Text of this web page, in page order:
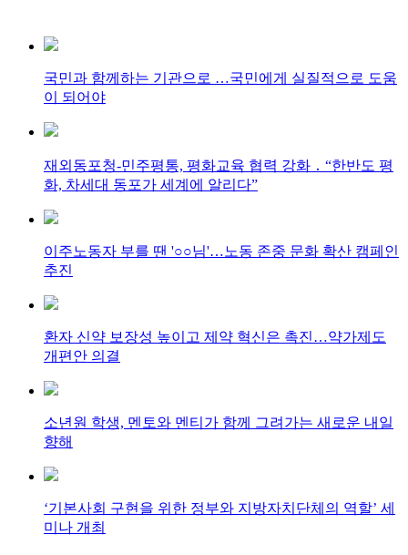
국민과 함께하는 기관으로 …국민에게 실질적으로 도움
이 되어야
재외동포청-민주평통, 평화교육 협력 강화 ․ “한반도 평
화, 차세대 동포가 세계에 알리다”
이주노동자 부를 땐 '○○님'…노동 존중 문화 확산 캠페인
추진
환자 신약 보장성 높이고 제약 혁신은 촉진…약가제도
개편안 의결
소년원 학생, 멘토와 멘티가 함께 그려가는 새로운 내일
향해
‘기본사회 구현을 위한 정부와 지방자치단체의 역할’ 세
미나 개최